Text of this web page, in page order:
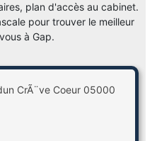
plan d'accès au cabinet.
pour trouver le meilleur
à Gap.
CrÃ¨ve Coeur 05000